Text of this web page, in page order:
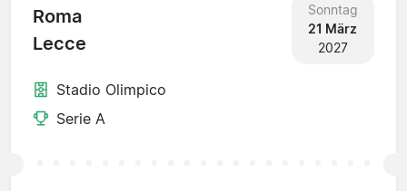
Roma
Lecce
Sonntag
21 März
2027
Stadio Olimpico
Serie A